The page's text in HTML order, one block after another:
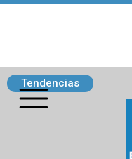
Tendencias